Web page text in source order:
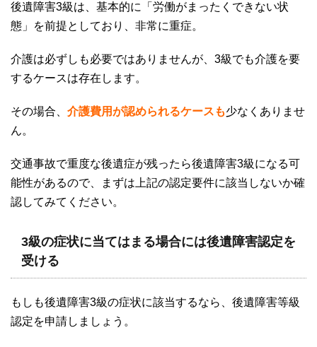
後遺障害3級は、基本的に「労働がまったくできない状
態」を前提としており、非常に重症。
介護は必ずしも必要ではありませんが、 3級でも介護を要
するケースは存在します。
その場合、 介護費用が認められるケースも少なくありませ
ん。
交通事故で重度な後遺症が残ったら後遺障害3級になる可
能性があるので、まずは上記の認定要件に該当しないか確
認してみてください。
3級の症状に当てはまる場合には後遺障害認定を
受ける
もしも後遺障害3級の症状に該当するなら、後遺障害等級
認定を申請しましょう。